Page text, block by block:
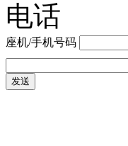
电话
座机/手机号码